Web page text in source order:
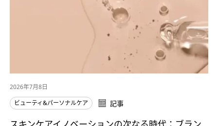
2026年7月8日
ビューティ&パーソナルケア
記事